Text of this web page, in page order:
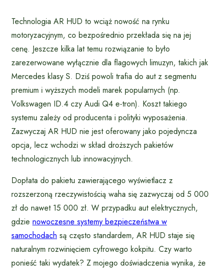
Technologia AR HUD to wciąż nowość na rynku
motoryzacyjnym, co bezpośrednio przekłada się na jej
cenę. Jeszcze kilka lat temu rozwiązanie to było
zarezerwowane wyłącznie dla flagowych limuzyn, takich jak
Mercedes klasy S. Dziś powoli trafia do aut z segmentu
premium i wyższych modeli marek popularnych (np.
Volkswagen ID.4 czy Audi Q4 e-tron). Koszt takiego
systemu zależy od producenta i polityki wyposażenia.
Zazwyczaj AR HUD nie jest oferowany jako pojedyncza
opcja, lecz wchodzi w skład droższych pakietów
technologicznych lub innowacyjnych.
Dopłata do pakietu zawierającego wyświetlacz z
rozszerzoną rzeczywistością waha się zazwyczaj od 5 000
zł do nawet 15 000 zł. W przypadku aut elektrycznych,
gdzie nowoczesne systemy bezpieczeństwa w
samochodach są często standardem, AR HUD staje się
naturalnym rozwinięciem cyfrowego kokpitu. Czy warto
ponieść taki wydatek? Z mojego doświadczenia wynika, że